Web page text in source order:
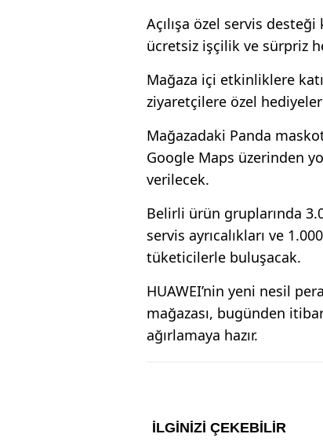
Açılışa özel servis
ücretsiz işçilik ve sürpriz
Mağaza içi etkinliklere
ziyaretçilere özel
Mağazadaki Panda
Google Maps üzerinden
verilecek.
Belirli ürün gruplarında
servis ayrıcalıkları ve
tüketicilerle buluşacak.
HUAWEI’nin yeni nesil
mağazası, bugünden
ağırlamaya hazır.